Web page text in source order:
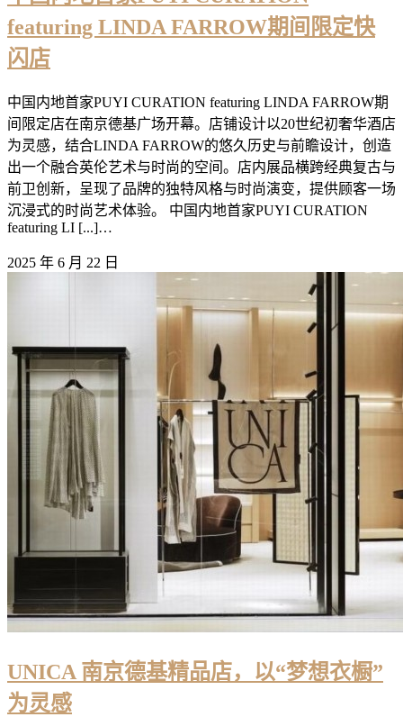
featuring LINDA FARROW期间限定快
闪店
中国内地首家PUYI CURATION featuring LINDA FARROW期
间限定店在南京德基广场开幕。店铺设计以20世纪初奢华酒店
为灵感，结合LINDA FARROW的悠久历史与前瞻设计，创造
出一个融合英伦艺术与时尚的空间。店内展品横跨经典复古与
前卫创新，呈现了品牌的独特风格与时尚演变，提供顾客一场
沉浸式的时尚艺术体验。 中国内地首家PUYI CURATION
featuring LI [...]…
2025 年 6 月 22 日
UNICA 南京德基精品店，以“梦想衣橱”
为灵感